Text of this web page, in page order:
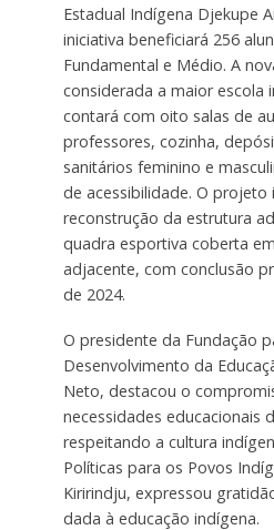
Estadual Indígena Djekupe
iniciativa beneficiará 256
Fundamental e Médio. A
considerada a maior escola
contará com oito salas de
professores, cozinha,
sanitários feminino e
de acessibilidade. O projeto
reconstrução da estrutura
quadra esportiva coberta
adjacente, com conclusão
de 2024.
O presidente da Fundação
Desenvolvimento da
Neto, destacou o
necessidades educacionais
respeitando a cultura
Políticas para os Povos
Kiririndju, expressou
dada à educação indígena.